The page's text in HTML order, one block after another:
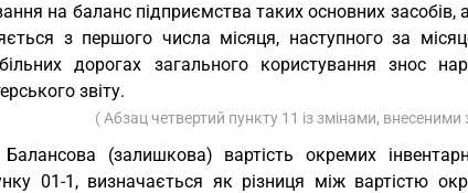
на баланс підприємства таких основних
з першого числа місяця, наступного за
дорогах загального користування знос
звіту.
( Абзац четвертий пункту 11 із змінами, внесеними
(залишкова) вартість окремих
01-1, визначається як різниця між вартістю